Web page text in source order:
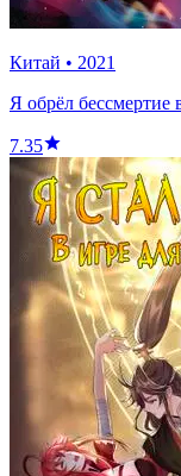
Китай • 2021
Я обрёл бессмертие
7.35